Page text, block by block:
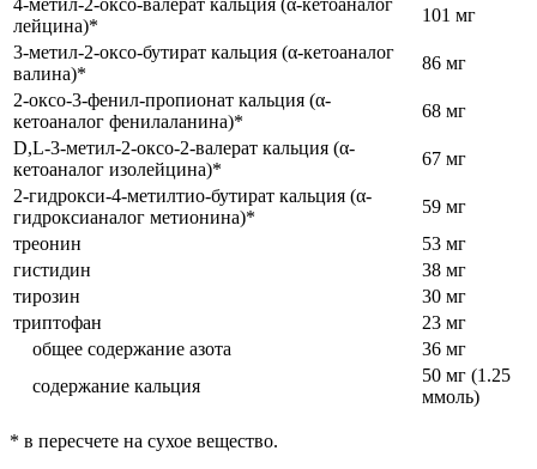
лейцина)*
101 мг
3-метил-2-оксо-бутират кальция (α-кетоаналог
валина)*
86 мг
2-оксо-3-фенил-пропионат кальция (α-
кетоаналог фенилаланина)*
68 мг
D,L-3-метил-2-оксо-2-валерат кальция (α-
кетоаналог изолейцина)*
67 мг
2-гидрокси-4-метилтио-бутират кальция (α-
гидроксианалог метионина)*
59 мг
треонин
53 мг
гистидин
38 мг
тирозин
30 мг
триптофан
23 мг
общее содержание азота
36 мг
содержание кальция
50 мг (1.25
ммоль)
* в пересчете на сухое вещество.